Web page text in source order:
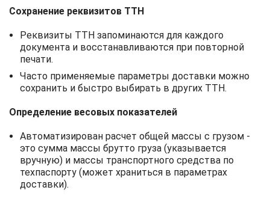
Сохранение реквизитов ТТН
Реквизиты ТТН запоминаются для каждого
документа и восстанавливаются при повторной
печати.
Часто применяемые параметры доставки можно
сохранить и быстро выбирать в других ТТН.
Определение весовых показателей
Автоматизирован расчет общей массы с грузом -
это сумма массы брутто груза (указывается
вручную) и массы транспортного средства по
техпаспорту (может храниться в параметрах
доставки).